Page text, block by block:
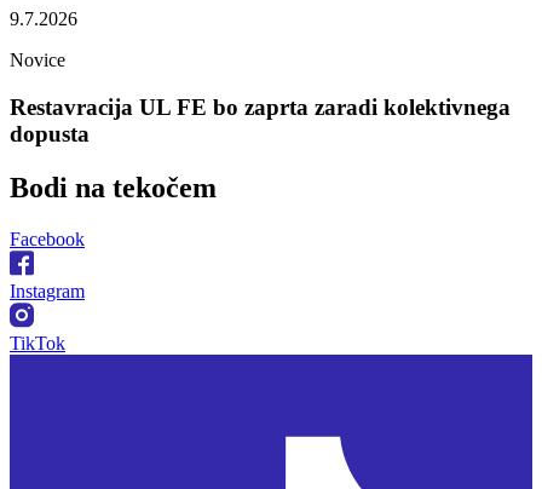
9.7.2026
Novice
Restavracija UL FE bo zaprta zaradi kolektivnega
dopusta
Bodi na tekočem
Facebook
Instagram
TikTok